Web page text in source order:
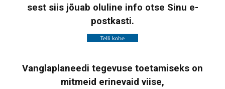
sest siis jõuab oluline info otse Sinu e-
postkasti.
Vanglaplaneedi tegevuse toetamiseks on
mitmeid erinevaid viise,